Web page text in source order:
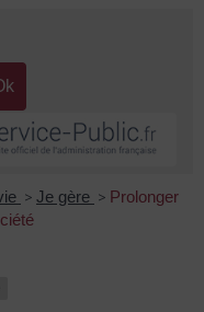
> Je gère > Prolonger